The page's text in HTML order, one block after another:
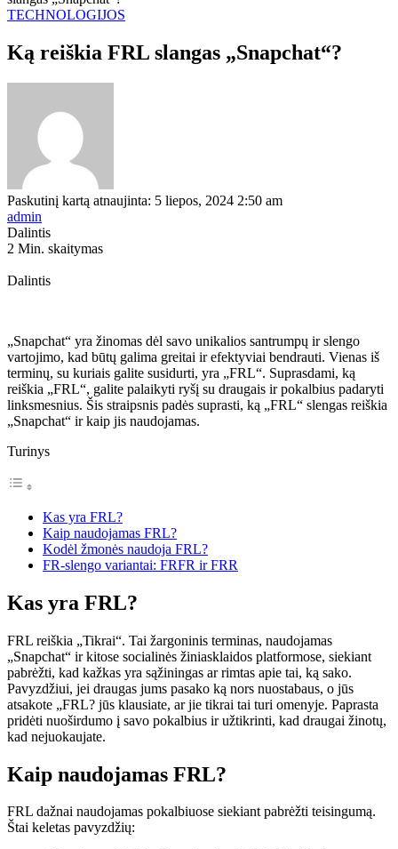
TECHNOLOGIJOS
Ką reiškia FRL slangas „Snapchat“?
Paskutinį kartą atnaujinta: 5 liepos, 2024 2:50 am
admin
Dalintis
2 Min. skaitymas
Dalintis
„Snapchat“ yra žinomas dėl savo unikalios santrumpų ir slengo
vartojimo, kad būtų galima greitai ir efektyviai bendrauti. Vienas iš
terminų, su kuriais galite susidurti, yra „FRL“. Suprasdami, ką
reiškia „FRL“, galite palaikyti ryšį su draugais ir pokalbius padaryti
linksmesnius. Šis straipsnis padės suprasti, ką „FRL“ slengas reiškia
„Snapchat“ ir kaip jis naudojamas.
Turinys
Kas yra FRL?
Kaip naudojamas FRL?
Kodėl žmonės naudoja FRL?
FR-slengo variantai: FRFR ir FRR
Kas yra FRL?
FRL reiškia „Tikrai“. Tai žargoninis terminas, naudojamas
„Snapchat“ ir kitose socialinės žiniasklaidos platformose, siekiant
pabrėžti, kad kažkas yra sąžiningas ar rimtas apie tai, ką sako.
Pavyzdžiui, jei draugas jums pasako ką nors nuostabaus, o jūs
atsakote „FRL? jūs klausiate, ar jie tikrai tai turi omenyje. Paprasta
pridėti nuoširdumo į savo pokalbius ir užtikrinti, kad draugai žinotų,
kad nejuokaujate.
Kaip naudojamas FRL?
FRL dažnai naudojamas pokalbiuose siekiant pabrėžti teisingumą.
Štai keletas pavyzdžių: